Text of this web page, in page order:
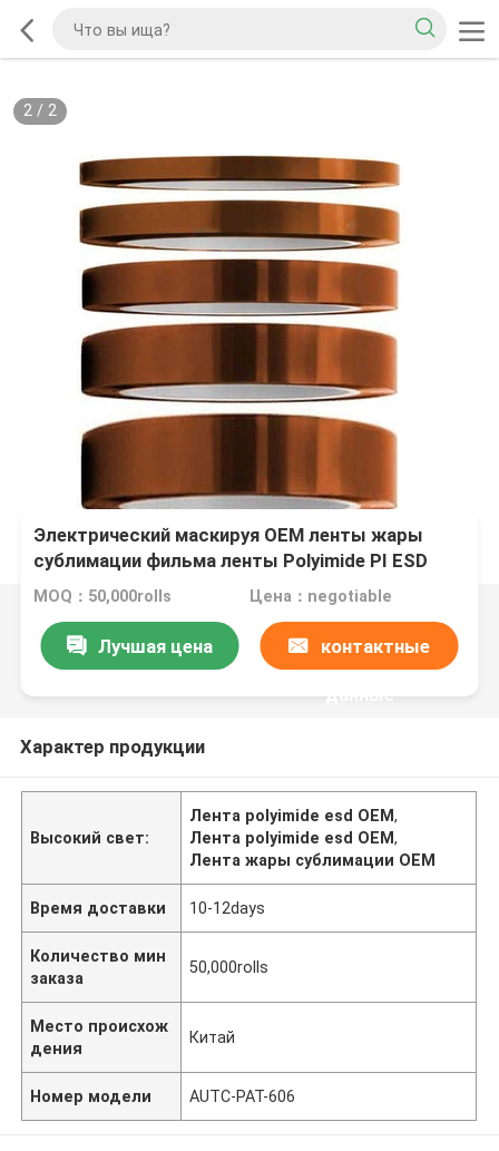
2/ 2
Электрический маскируя OEM ленты жары
сублимации фильма ленты Polyimide PI ESD
MOQ：50,000rolls Цена：negotiable
Лучшая цена контактные
данные
Характер продукции
Высокий свет:
Лента polyimide esd OEM,
Лента polyimide esd OEM,
Лента жары сублимации OEM
Время доставки 10-12days
Количество мин
заказа
50,000rolls
Место происхож
дения
Китай
Номер модели AUTC-PAT-606